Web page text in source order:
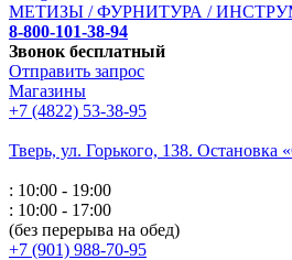
МЕТИЗЫ / ФУРНИТУРА /
8-800-101-38-94
Звонок бесплатный
Отправить запрос
Магазины
+7 (4822) 53-38-95
Тверь, ул. Горького, 138. Остановка
: 10:00 - 19:00
: 10:00 - 17:00
(без перерыва на обед)
+7 (901) 988-70-95